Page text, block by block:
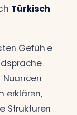
Türkisch
Gefühle
Nuancen
erklären,
Strukturen